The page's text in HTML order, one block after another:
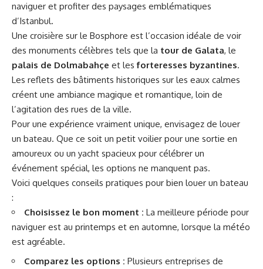
naviguer et profiter des paysages emblématiques
d’Istanbul.
Une croisière sur le Bosphore est l’occasion idéale de voir
des monuments célèbres tels que la tour de Galata, le
palais de Dolmabahçe et lesforteresses byzantines.
Les reflets des bâtiments historiques sur les eaux calmes
créent une ambiance magique et romantique, loin de
l’agitation des rues de la ville.
Pour une expérience vraiment unique, envisagez de louer
un bateau. Que ce soit un petit voilier pour une sortie en
amoureux ou un yacht spacieux pour célébrer un
événement spécial, les options ne manquent pas.
Voici quelques conseils pratiques pour bien louer un bateau
:
Choisissez le bon moment : La meilleure période pour
naviguer est au printemps et en automne, lorsque la météo
est agréable.
Comparez les options : Plusieurs entreprises de